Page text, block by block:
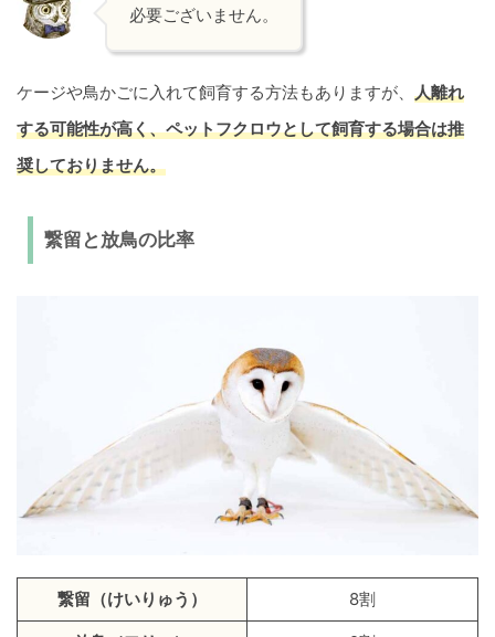
必要ございません。
ケージや鳥かごに入れて飼育する方法もありますが、 人離れ
する可能性が高く、ペットフクロウとして飼育する場合は推
奨しておりません。
繋留と放鳥の比率
繋留（けいりゅう） 8割